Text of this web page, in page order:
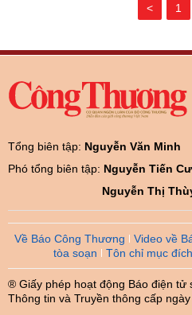
< 1
Tổng biên tập: Nguyễn Văn Minh
Phó tổng biên tập: Nguyễn Tiến
Nguyễn Thị
Về Báo Công Thương Video về
tòa soạn
Tôn chỉ mục đích
® Giấy phép hoạt động Báo điện tử
Thông tin và Truyền thông cấp